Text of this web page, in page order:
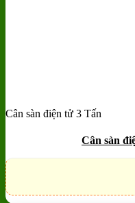
Add to wishlist
Cân sàn điện tử 3 Tấn
Cân sàn